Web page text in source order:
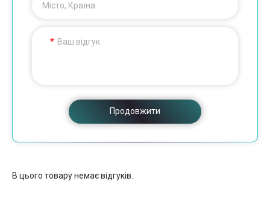
Місто, Країна
Ваш відгук
Продовжити
В цього товару немає відгуків.